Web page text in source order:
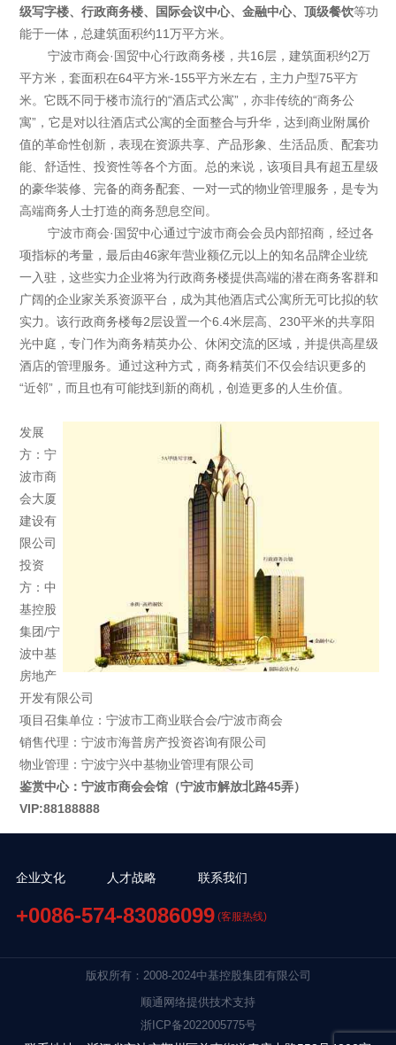
级写字楼、行政商务楼、国际会议中心、金融中心、顶级餐饮等功
能于一体，总建筑面积约11万平方米。
宁波市商会·国贸中心行政商务楼，共16层，建筑面积约2万
平方米，套面积在64平方米-155平方米左右，主力户型75平方
米。它既不同于楼市流行的“酒店式公寓”，亦非传统的“商务公
寓”，它是对以往酒店式公寓的全面整合与升华，达到商业附属价
值的革命性创新，表现在资源共享、产品形象、生活品质、配套功
能、舒适性、投资性等各个方面。总的来说，该项目具有超五星级
的豪华装修、完备的商务配套、一对一式的物业管理服务，是专为
高端商务人士打造的商务憩息空间。
宁波市商会·国贸中心通过宁波市商会会员内部招商，经过各
项指标的考量，最后由46家年营业额亿元以上的知名品牌企业统
一入驻，这些实力企业将为行政商务楼提供高端的潜在商务客群和
广阔的企业家关系资源平台，成为其他酒店式公寓所无可比拟的软
实力。该行政商务楼每2层设置一个6.4米层高、230平米的共享阳
光中庭，专门作为商务精英办公、休闲交流的区域，并提供高星级
酒店的管理服务。通过这种方式，商务精英们不仅会结识更多的
“近邻”，而且也有可能找到新的商机，创造更多的人生价值。
发展
方：宁
波市商
会大厦
建设有
限公司
投资
方：中
基控股
集团/宁
波中基
房地产
开发有限公司
项目召集单位：宁波市工商业联合会/宁波市商会
销售代理：宁波市海普房产投资咨询有限公司
物业管理：宁波宁兴中基物业管理有限公司
鉴赏中心：宁波市商会会馆（宁波市解放北路45弄）
VIP:88188888
企业文化 人才战略 联系我们
+0086-574-83086099 (客服热线)
版权所有：2008-2024中基控股集团有限公司
顺通网络提供技术支持
浙ICP备2022005775号